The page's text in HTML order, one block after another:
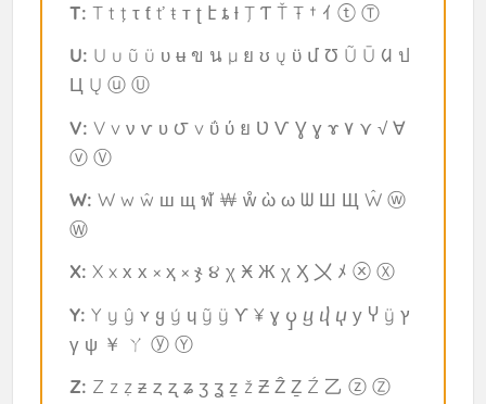
T: T t ţ τ ƭ ť ŧ т ʈ է ȶ ƚ Ţ Ƭ Ť Ŧ † ｲ ⓣ Ⓣ
U: U u ũ ü υ ʉ ข น µ ย ʊ ų ϋ մ Ʊ Ũ Ū ᱢ ป
Ц Ų ⓤ Ⓤ
V: V v ν ѵ ʋ ౮ v ΰ ύ ย Ʋ Ѵ Ɣ ɣ ɤ ۷ ⋎ √ ∀
ⓥ Ⓥ
W: W w ŵ ш щ ฬ ￦ ẘ ὼ ω ᗯ Ш Щ Ŵ ⓦ
Ⓦ
X: X x х х × ҳ × ჯ ૪ χ Ӿ Ж χ Ӽ 〤 ﾒ ⓧ Ⓧ
Y: Y y ŷ ʏ ყ ý ɥ ỹ ÿ Ƴ ¥ ɣ ၦ ⴁ ⴣ ⴤ у Ⴤ ÿ ץ
γ ψ ￥ ㄚ ⓨ Ⓨ
Z: Z z ẓ ƶ ȥ ʐ ʑ ʒ ʓ ẕ ž Ƶ Ẑ Ẕ Ź 乙 ⓩ Ⓩ